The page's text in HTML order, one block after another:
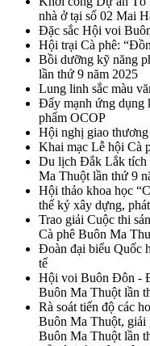
nhà ở tại số 02 Mai
Đặc sắc Hội voi
Hội trại Cà phê:
Bồi dưỡng kỹ năng
lần thứ 9 năm 2025
Lung linh sắc màu
Đẩy mạnh ứng dụng
phẩm OCOP
Hội nghị giao
Khai mạc Lễ hội Cà
Du lịch Đắk Lắk tích
Ma Thuột lần thứ 9
Hội thảo khoa học
thế kỷ xây dựng,
Trao giải Cuộc thi
Cà phê Buôn Ma
Đoàn đại biểu Quốc
tế
Hội voi Buôn Đôn -
Buôn Ma Thuột lần
Rà soát tiến độ các
Buôn Ma Thuột,
Buôn Ma Thuột lần